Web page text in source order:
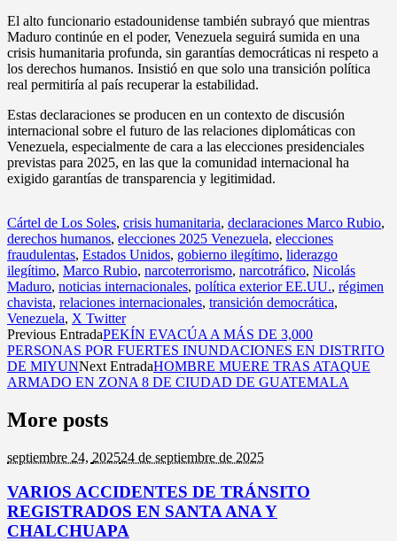
El alto funcionario estadounidense también subrayó que mientras
Maduro continúe en el poder, Venezuela seguirá sumida en una
crisis humanitaria profunda, sin garantías democráticas ni respeto a
los derechos humanos. Insistió en que solo una transición política
real permitiría al país recuperar la estabilidad.
Estas declaraciones se producen en un contexto de discusión
internacional sobre el futuro de las relaciones diplomáticas con
Venezuela, especialmente de cara a las elecciones presidenciales
previstas para 2025, en las que la comunidad internacional ha
exigido garantías de transparencia y legitimidad.
Cártel de Los Soles, crisis humanitaria, declaraciones Marco Rubio,
derechos humanos, elecciones 2025 Venezuela, elecciones
fraudulentas, Estados Unidos, gobierno ilegítimo, liderazgo
ilegítimo, Marco Rubio, narcoterrorismo, narcotráfico, Nicolás
Maduro, noticias internacionales, política exterior EE.UU., régimen
chavista, relaciones internacionales, transición democrática,
Venezuela, X Twitter
Previous EntradaPEKÍN EVACÚA A MÁS DE 3,000
PERSONAS POR FUERTES INUNDACIONES EN DISTRITO
DE MIYUNNext EntradaHOMBRE MUERE TRAS ATAQUE
ARMADO EN ZONA 8 DE CIUDAD DE GUATEMALA
More posts
septiembre 24, 202524 de septiembre de 2025
VARIOS ACCIDENTES DE TRÁNSITO
REGISTRADOS EN SANTA ANA Y
CHALCHUAPA